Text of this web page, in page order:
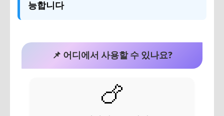
능합니다
📌 어디에서 사용할 수 있나요?
🍗